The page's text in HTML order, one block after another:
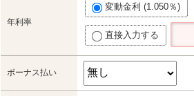
年利率
変動金利 (1.050％)
直接入力する
ボーナス払い